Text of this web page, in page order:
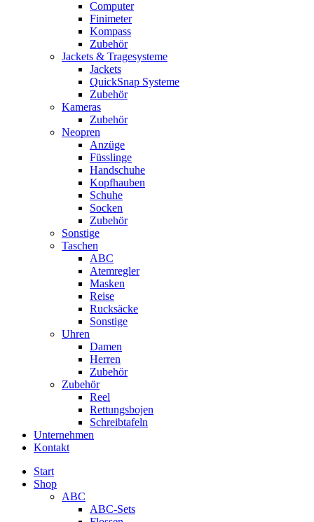
Computer
Finimeter
Kompass
Zubehör
Jackets & Tragesysteme
Jackets
QuickSnap Systeme
Zubehör
Kameras
Zubehör
Neopren
Anzüge
Füsslinge
Handschuhe
Kopfhauben
Schuhe
Socken
Zubehör
Sonstige
Taschen
ABC
Atemregler
Masken
Reise
Rucksäcke
Sonstige
Uhren
Damen
Herren
Zubehör
Zubehör
Reel
Rettungsbojen
Schreibtafeln
Unternehmen
Kontakt
Start
Shop
ABC
ABC-Sets